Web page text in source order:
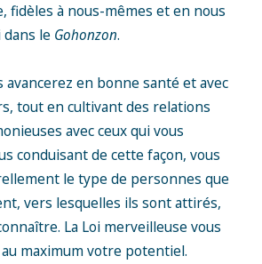
fidèles à nous-mêmes et en nous
le Gohonzon.
avancerez en bonne santé et avec
tout en cultivant des relations
avec ceux qui vous
conduisant de cette façon, vous
le type de personnes que
vers lesquelles ils sont attirés,
La Loi merveilleuse vous
maximum votre potentiel.